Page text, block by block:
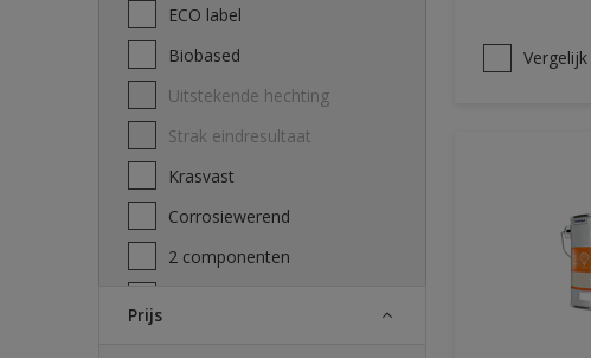
ECO label
Biobased
Uitstekende hechting
Strak eindresultaat
Krasvast
Corrosiewerend
2 componenten
Prijs
Vergelijk